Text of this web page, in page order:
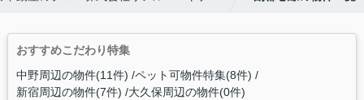
おすすめこだわり特集
中野周辺の物件(11件) ペット可物件特集(8件)
新宿周辺の物件(7件) 大久保周辺の物件(0件)